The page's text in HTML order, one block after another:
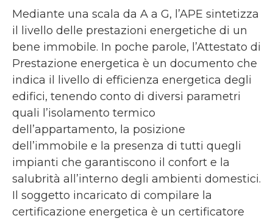
Mediante una scala da A a G, l’APE sintetizza
il livello delle prestazioni energetiche di un
bene immobile. In poche parole, l’Attestato di
Prestazione energetica è un documento che
indica il livello di efficienza energetica degli
edifici, tenendo conto di diversi parametri
quali l’isolamento termico
dell’appartamento, la posizione
dell’immobile e la presenza di tutti quegli
impianti che garantiscono il confort e la
salubrità all’interno degli ambienti domestici.
Il soggetto incaricato di compilare la
certificazione energetica è un certificatore